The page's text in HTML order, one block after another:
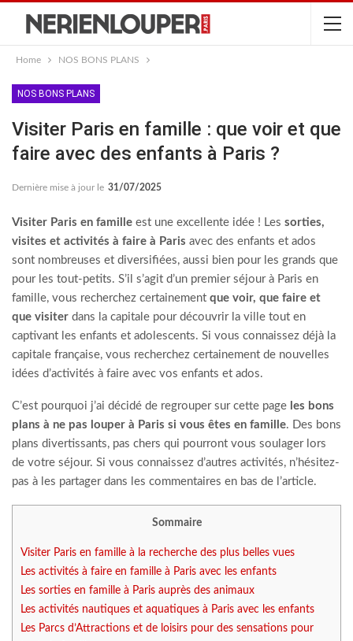
Home NOS BONS PLANS
NOS BONS PLANS
Visiter Paris en famille : que voir et que
faire avec des enfants à Paris ?
Dernière mise à jour le 31/07/2025
Visiter Paris en famille est une excellente idée ! Les sorties,
visites et activités à faire à Paris avec des enfants et ados
sont nombreuses et diversifiées, aussi bien pour les grands que
pour les tout-petits. S’il s’agit d’un premier séjour à Paris en
famille, vous recherchez certainement que voir, que faire et
que visiter dans la capitale pour découvrir la ville tout en
captivant les enfants et adolescents. Si vous connaissez déjà la
capitale française, vous recherchez certainement de nouvelles
idées d’activités à faire avec vos enfants et ados.
C’est pourquoi j’ai décidé de regrouper sur cette page les bons
plans à ne pas louper à Paris si vous êtes en famille. Des bons
plans divertissants, pas chers qui pourront vous soulager lors
de votre séjour. Si vous connaissez d’autres activités, n’hésitez-
pas à les partager dans les commentaires en bas de l’article.
Sommaire
Visiter Paris en famille à la recherche des plus belles vues
Les activités à faire en famille à Paris avec les enfants
Les sorties en famille à Paris auprès des animaux
Les activités nautiques et aquatiques à Paris avec les enfants
Les Parcs d’Attractions et de loisirs pour des sensations pour